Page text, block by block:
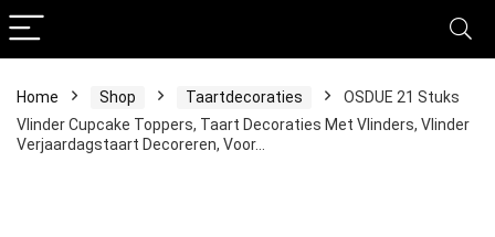
Home Shop Taartdecoraties
OSDUE 21 Stuks
Vlinder Cupcake Toppers, Taart Decoraties Met Vlinders, Vlinder
Verjaardagstaart Decoreren, Voor…